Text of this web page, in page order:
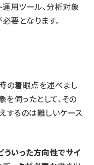
運用ツール、分析対象
要となります。
の着眼点を述べまし
を伺ったとして、その
するのは難しいケース
ういった方向性でサイ